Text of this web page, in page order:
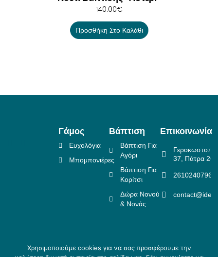
140.00€
Προσθήκη Στο Καλάθι
Γάμος
Ευχολόγια
Μπομπονιέρες
Βάπτιση
Βάπτιση Για
Αγόρι
Βάπτιση Για
Κορίτσι
Δώρα Νονού
& Νονάς
Επικοινωνία
37, Πάτρα
2610240796
Πολιτική Επιστροφών
Χρησιμοποιούμε cookies για να σας προσφέρουμε την